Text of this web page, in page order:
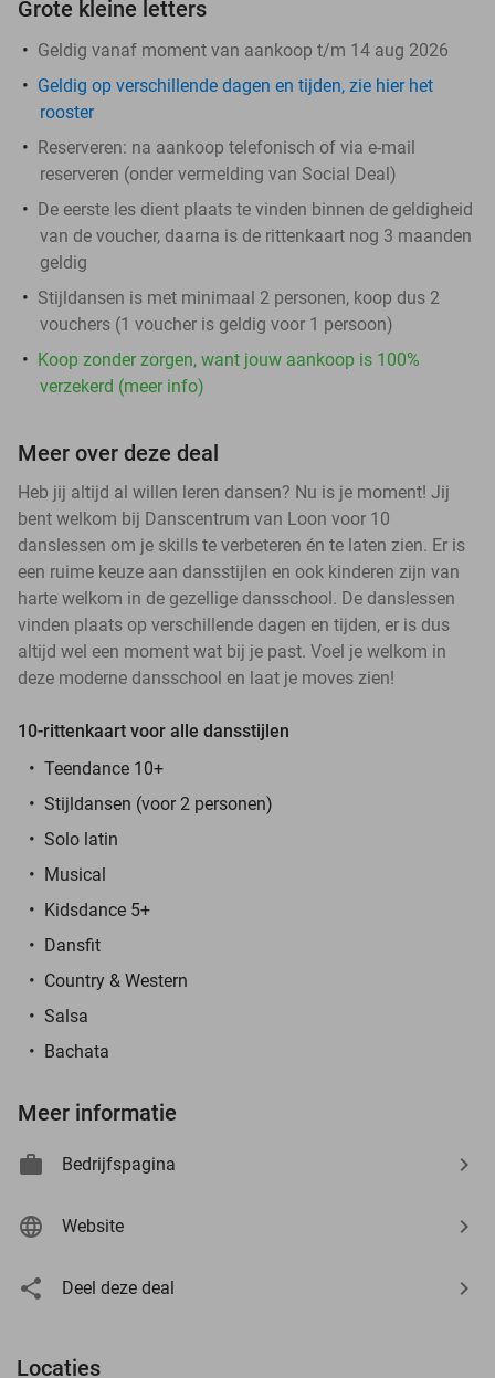
Grote kleine letters
Geldig vanaf moment van aankoop t/m 14 aug 2026
Geldig op verschillende dagen en tijden, zie hier het
rooster
Reserveren: na aankoop telefonisch of via e-mail
reserveren (onder vermelding van Social Deal)
De eerste les dient plaats te vinden binnen de geldigheid
van de voucher, daarna is de rittenkaart nog 3 maanden
geldig
Stijldansen is met minimaal 2 personen, koop dus 2
vouchers (1 voucher is geldig voor 1 persoon)
Koop zonder zorgen, want jouw aankoop is 100%
verzekerd (meer info)
Meer over deze deal
Heb jij altijd al willen leren dansen? Nu is je moment! Jij
bent welkom bij Danscentrum van Loon voor 10
danslessen om je skills te verbeteren én te laten zien. Er is
een ruime keuze aan dansstijlen en ook kinderen zijn van
harte welkom in de gezellige dansschool. De danslessen
vinden plaats op verschillende dagen en tijden, er is dus
altijd wel een moment wat bij je past. Voel je welkom in
deze moderne dansschool en laat je moves zien!
10-rittenkaart voor alle dansstijlen
Teendance 10+
Stijldansen (voor 2 personen)
Solo latin
Musical
Kidsdance 5+
Dansfit
Country & Western
Salsa
Bachata
Meer informatie
Bedrijfspagina
Website
Deel deze deal
Locaties